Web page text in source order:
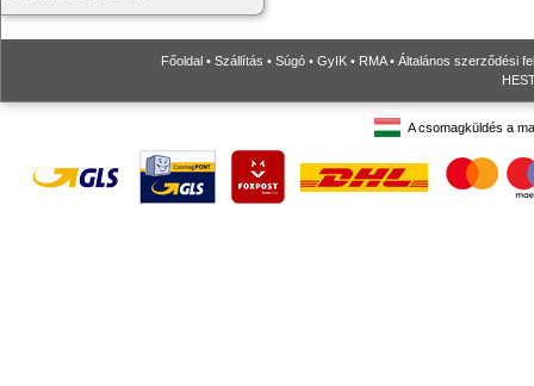
Főoldal • Szállítás • Súgó • GyIK • RMA• Általános szerződési
A csomagküldés a